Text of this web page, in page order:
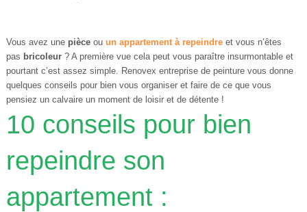
Vous avez une pièce ou un appartement à repeindre et vous n’êtes
pas bricoleur ? A première vue cela peut vous paraître insurmontable et
pourtant c’est assez simple. Renovex entreprise de peinture vous donne
quelques conseils pour bien vous organiser et faire de ce que vous
pensiez un calvaire un moment de loisir et de détente !
10 conseils pour bien
repeindre son
appartement :